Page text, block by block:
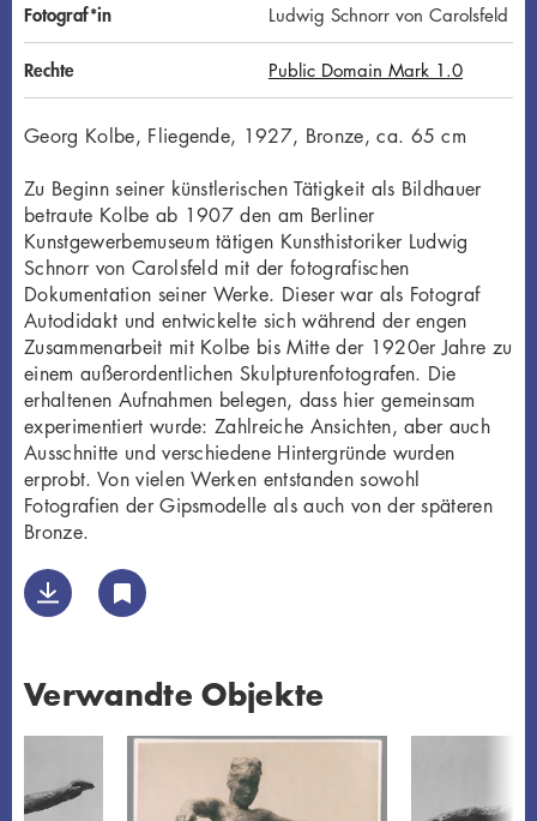
Fotograf*in Ludwig Schnorr von Carolsfeld
Rechte Public Domain Mark 1.0
Georg Kolbe, Fliegende, 1927, Bronze, ca. 65 cm
Zu Beginn seiner künstlerischen Tätigkeit als Bildhauer
betraute Kolbe ab 1907 den am Berliner
Kunstgewerbemuseum tätigen Kunsthistoriker Ludwig
Schnorr von Carolsfeld mit der fotografischen
Dokumentation seiner Werke. Dieser war als Fotograf
Autodidakt und entwickelte sich während der engen
Zusammenarbeit mit Kolbe bis Mitte der 1920er Jahre zu
einem außerordentlichen Skulpturenfotografen. Die
erhaltenen Aufnahmen belegen, dass hier gemeinsam
experimentiert wurde: Zahlreiche Ansichten, aber auch
Ausschnitte und verschiedene Hintergründe wurden
erprobt. Von vielen Werken entstanden sowohl
Fotografien der Gipsmodelle als auch von der späteren
Bronze.
Verwandte Objekte